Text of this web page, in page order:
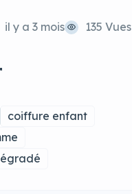
il y a 3 mois 135 Vues
coiffure enfant